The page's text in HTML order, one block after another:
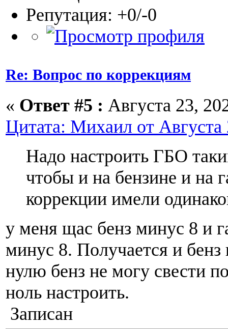
Репутация: +0/-0
Re: Вопрос по коррекциям
« Ответ #5 : Августа 23,
Цитата: Михаил от Августа
Надо настроить ГБО
чтобы и на бензине и на
коррекции имели
у меня щас бенз минус 8 и
минус 8. Получается и бенз
нулю бенз не могу свести
ноль настроить.
Записан